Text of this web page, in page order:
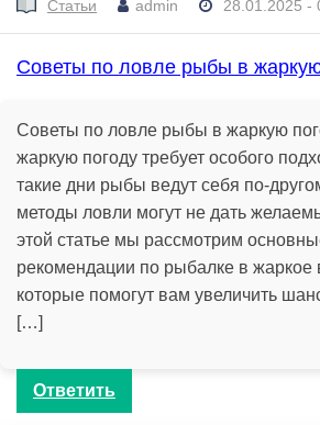
Статьи admin 28.01.2025 -
Советы по ловле рыбы в
Советы по ловле рыбы в жаркую
жаркую погоду требует особого
такие дни рыбы ведут себя по-
методы ловли могут не дать
этой статье мы рассмотрим
рекомендации по рыбалке в жаркое
которые помогут вам увеличить
[…]
Ответить